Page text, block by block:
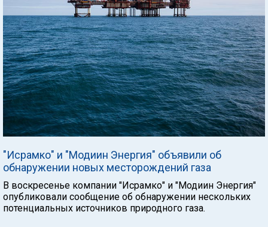
"Исрамко" и "Модиин Энергия" объявили об
обнаружении новых месторождений газа
В воскресенье компании "Исрамко" и "Модиин Энергия"
опубликовали сообщение об обнаружении нескольких
потенциальных источников природного газа.